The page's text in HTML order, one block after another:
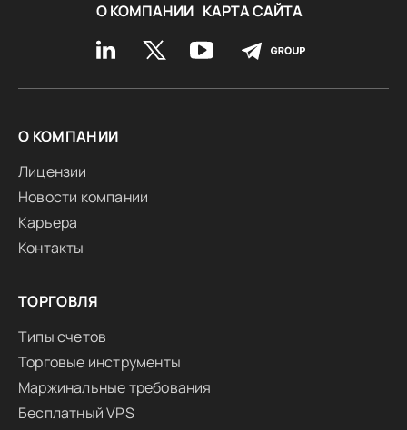
О КОМПАНИИ КАРТА САЙТА
О КОМПАНИИ
Лицензии
Новости компании
Карьера
Контакты
ТОРГОВЛЯ
Типы счетов
Торговые инструменты
Маржинальные требования
Бесплатный VPS